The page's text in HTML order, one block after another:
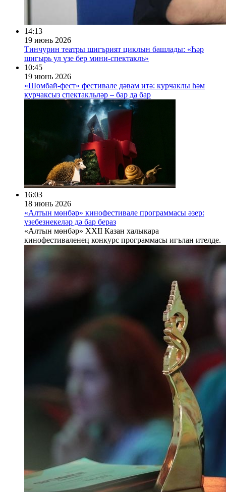
14:13
19 июнь 2026
Тинчурин театры шигърият циклын башлады: «Һәр
шигырь ул үзе бер мини-спектакль»
10:45
19 июнь 2026
«Шомбай-фест» фестивале дәвам итә: курчаклы һәм
курчаксыз спектакльләр – бар да бар
16:03
18 июнь 2026
«Алтын мөнбәр» кинофестивале программасы әзер:
үзебезнекеләр дә бар бераз
«Алтын мөнбәр» XXII Казан халыкара
кинофестиваленең конкурс программасы игълан ителде.